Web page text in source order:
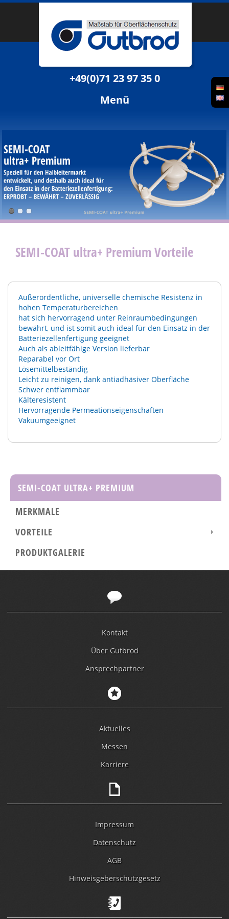
+49(0)71 23 97 35 0
Menü
SEMI-COAT ultra+ Premium Vorteile
Außerordentliche, universelle chemische Resistenz in
hohen Temperaturbereichen
hat sich hervorragend unter Reinraumbedingungen
bewährt, und ist somit auch ideal für den Einsatz in der
Batteriezellenfertigung geeignet
Auch als ableitfähige Version lieferbar
Reparabel vor Ort
Lösemittelbeständig
Leicht zu reinigen, dank antiadhäsiver Oberfläche
Schwer entflammbar
Kälteresistent
Hervorragende Permeationseigenschaften
Vakuumgeeignet
SEMI-COAT ULTRA+ PREMIUM
MERKMALE
VORTEILE
PRODUKTGALERIE
Kontakt
Über Gutbrod
Ansprechpartner
Aktuelles
Messen
Karriere
Impressum
Datenschutz
AGB
Hinweisgeberschutzgesetz